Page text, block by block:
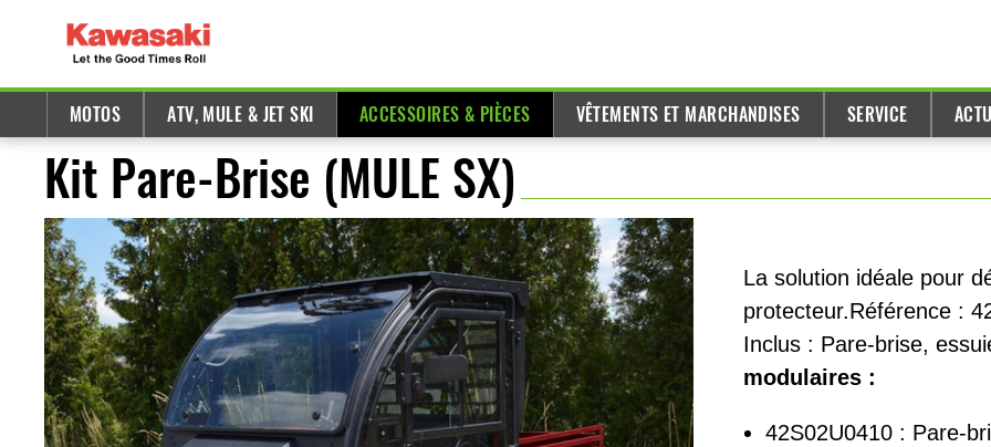
MOTOS ATV, MULE & JET SKI ACCESSOIRES & PIÈCES VÊTEMENTS ET MARCHANDISES SERVICE
Kit Pare-Brise (MULE SX)
La solution idéale pour
protecteur.Référence :
Inclus : Pare-brise,
modulaires :
42S02U0410 : Pare-